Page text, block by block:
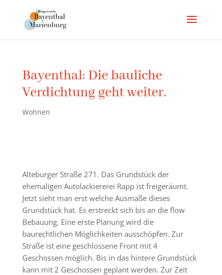
Bayenthal: Die bauliche
Verdichtung geht weiter.
Wohnen
Alteburger Straße 271. Das Grundstück der
ehemaligen Autolackiererei Rapp ist freigeräumt.
Jetzt sieht man erst welche Ausmaße dieses
Grundstück hat. Es erstreckt sich bis an die flow
Bebauung. Eine erste Planung wird die
baurechtlichen Möglichkeiten ausschöpfen. Zur
Straße ist eine geschlossene Front mit 4
Geschossen möglich. Bis in das hintere Grundstück
kann mit 2 Geschossen geplant werden. Zur Zeit